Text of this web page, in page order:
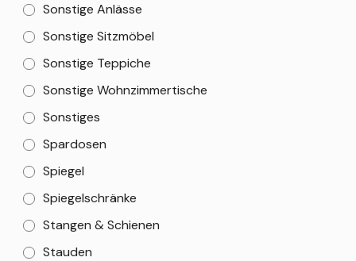
Sonstige Anlässe
Sonstige Sitzmöbel
Sonstige Teppiche
Sonstige Wohnzimmertische
Sonstiges
Spardosen
Spiegel
Spiegelschränke
Stangen & Schienen
Stauden